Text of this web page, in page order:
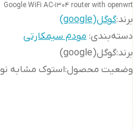
Google WiFi AC-1304 router with openwrt
برند:گوگل(google)
دسته‌بندی: مودم سیمکارتی
برند:گوگل(google)
وضعیت محصول:استوک مشابه نو